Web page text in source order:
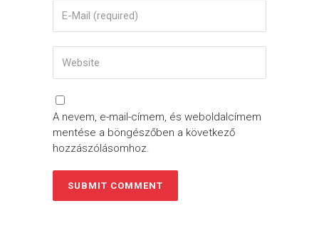
A nevem, e-mail-címem, és weboldalcímem
mentése a böngészőben a következő
hozzászólásomhoz.